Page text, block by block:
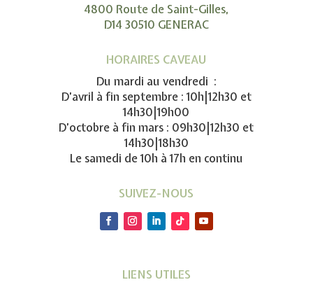
4800 Route de Saint-Gilles,
D14 30510 GENERAC
HORAIRES CAVEAU
Du mardi au vendredi :
D’avril à fin septembre : 10h|12h30 et
14h30|19h00
D’octobre à fin mars : 09h30|12h30 et
14h30|18h30
Le samedi de 10h à 17h en continu
SUIVEZ-NOUS
LIENS UTILES